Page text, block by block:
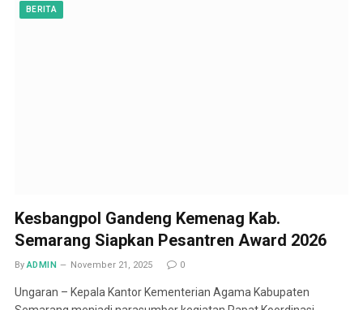
BERITA
Kesbangpol Gandeng Kemenag Kab.
Semarang Siapkan Pesantren Award 2026
By ADMIN November 21, 2025 0
Ungaran – Kepala Kantor Kementerian Agama Kabupaten